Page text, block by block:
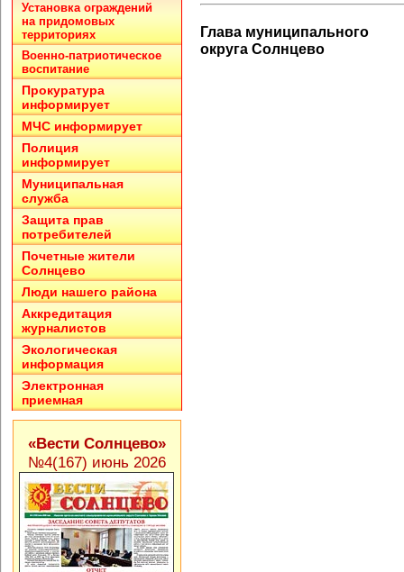
Глава муниципального
округа Солнцево
Установка ограждений
на придомовых
территориях
Военно-патриотическое
воспитание
Прокуратура
информирует
МЧС информирует
Полиция
информирует
Муниципальная
служба
Защита прав
потребителей
Почетные жители
Солнцево
Люди нашего района
Аккредитация
журналистов
Экологическая
информация
Электронная
приемная
«Вести Солнцево»
№4(167) июнь 2026